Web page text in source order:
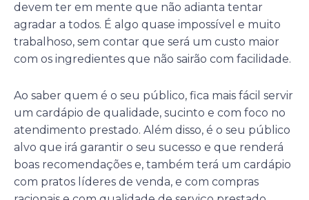
devem ter em mente que não adianta tentar
agradar a todos. É algo quase impossível e muito
trabalhoso, sem contar que será um custo maior
com os ingredientes que não sairão com facilidade.
Ao saber quem é o seu público, fica mais fácil servir
um cardápio de qualidade, sucinto e com foco no
atendimento prestado. Além disso, é o seu público
alvo que irá garantir o seu sucesso e que renderá
boas recomendações e, também terá um cardápio
com pratos líderes de venda, e com compras